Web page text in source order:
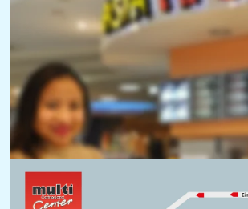
Das multi Ostfriesland
einen Blick!